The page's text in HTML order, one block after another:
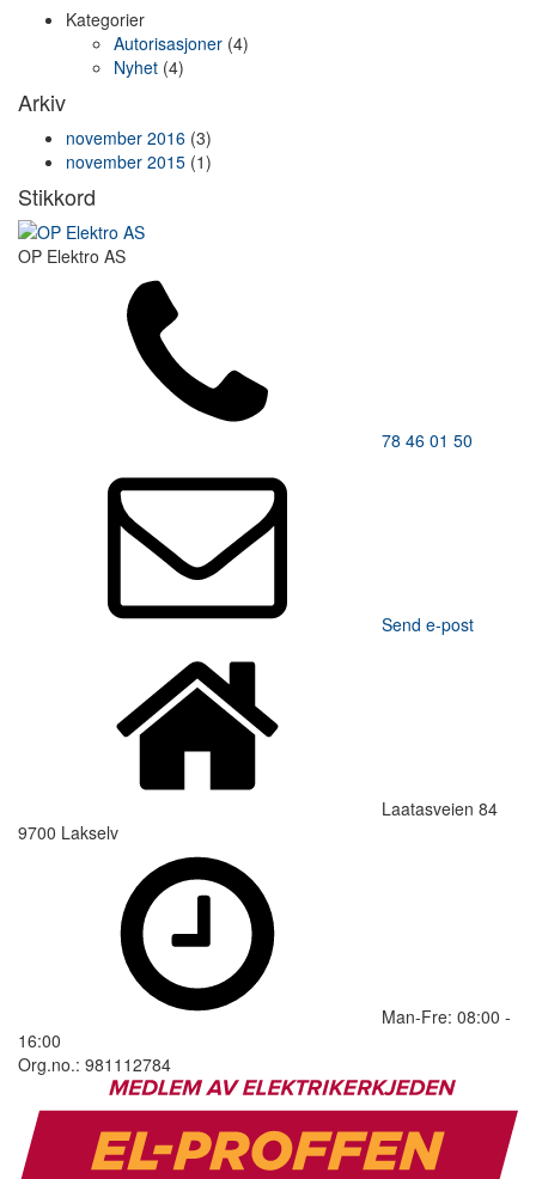
Kategorier
Autorisasjoner (4)
Nyhet (4)
Arkiv
november 2016 (3)
november 2015 (1)
Stikkord
OP Elektro AS
78 46 01 50
Send e-post
Laatasveien 84
9700 Lakselv
Man-Fre: 08:00 -
16:00
Org.no.: 981112784